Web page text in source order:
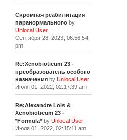
Скромная реабилитация
паранормальногоby
Unlocal User
Сентября 28, 2023, 06:56:54
pm
Re:Xenobioticum 23 -
преобразователь особого
назначенияby Unlocal User
Июля 01, 2022, 02:17:39 am
Re:Alexandre Lois &
Xenobioticum 23 -
*Formula*by Unlocal User
Июля 01, 2022, 02:15:11 am